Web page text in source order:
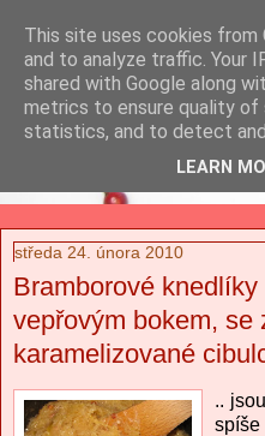
středa 24. února 2010
Bramborové
vepřovým bokem, se
karamelizované
..
spíše
This site uses cookies
and to analyze traffic. Your
shared with Google along
metrics to ensure quality of
statistics, and to detect
LEARN